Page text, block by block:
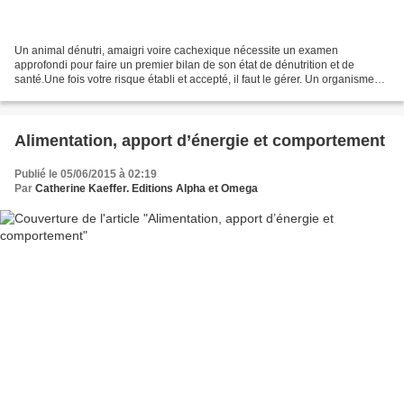
Un animal dénutri, amaigri voire cachexique nécessite un examen
approfondi pour faire un premier bilan de son état de dénutrition et de
santé.Une fois votre risque établi et accepté, il faut le gérer. Un organisme
Alimentation, apport d’énergie et comportement
Publié le 05/06/2015 à 02:19
Par Catherine Kaeffer. Editions Alpha et Omega